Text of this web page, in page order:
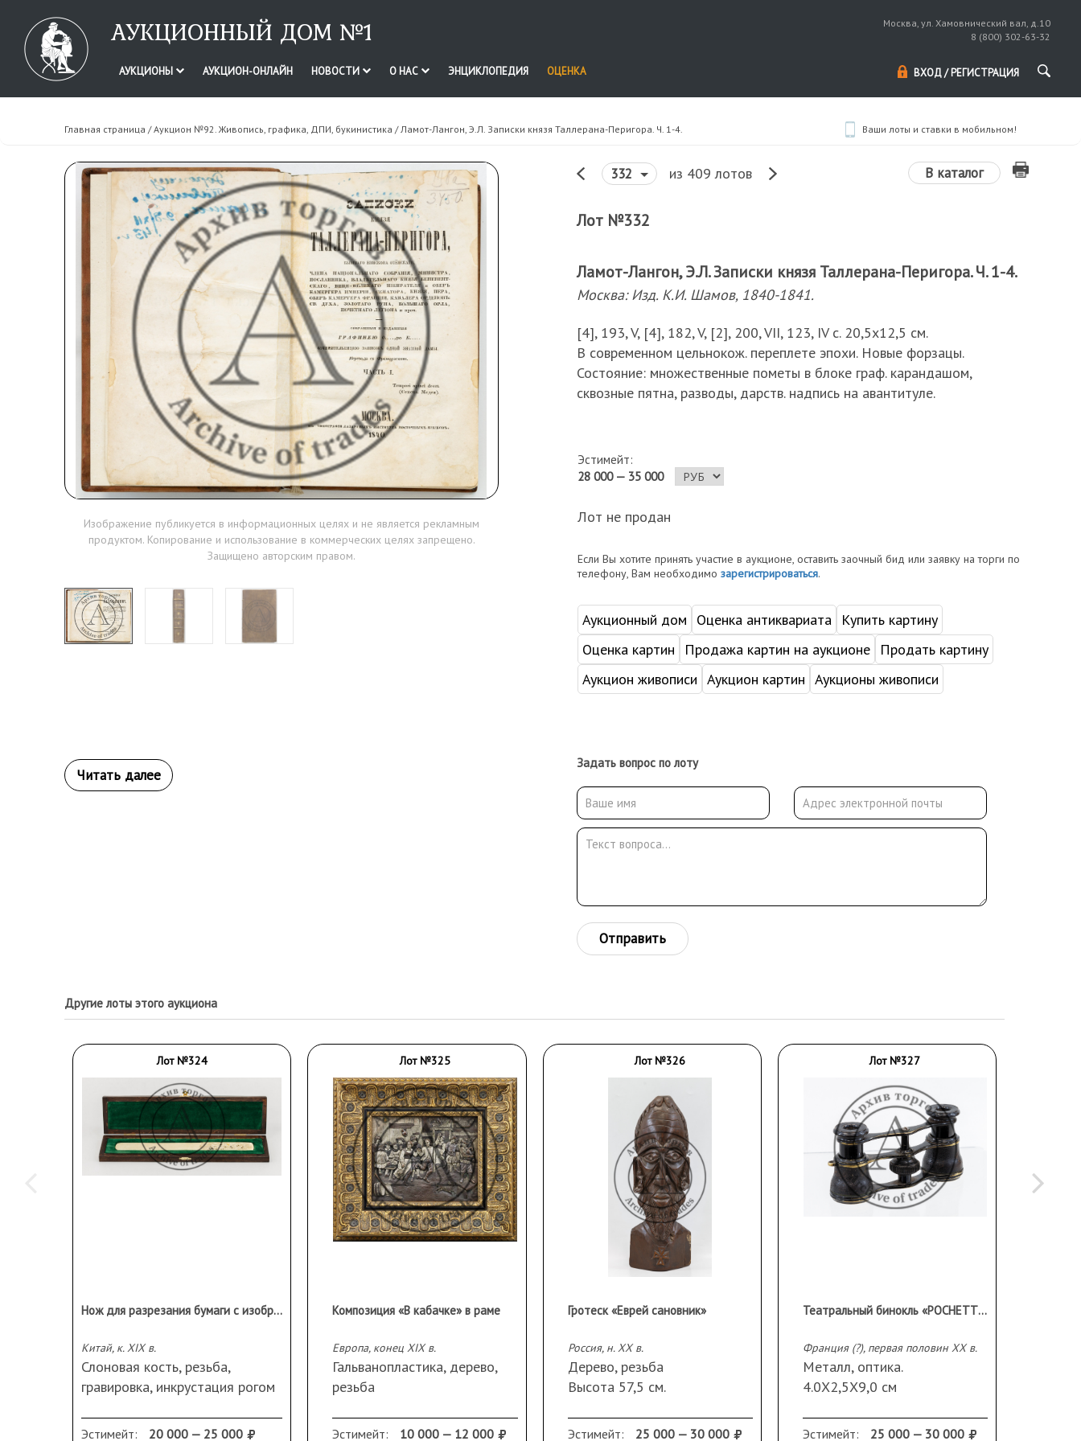
АУКЦИОННЫЙ ДОМ №1
Москва, ул. Хамовнический вал, д.10
8 (800) 302-63-32
АУКЦИОНЫ АУКЦИОН-ОНЛАЙН НОВОСТИ О НАС ЭНЦИКЛОПЕДИЯ ОЦЕНКА ВХОД / РЕГИСТРАЦИЯ
Главная страница /Аукцион №92. Живопись, графика, ДПИ, букинистика / Ламот-Лангон, Э.Л. Записки князя Таллерана-Перигора. Ч. 1-4. Ваши лоты и ставки в мобильном!
Изображение публикуется в информационных целях и не является рекламным
продуктом. Копирование и использование в коммерческих целях запрещено.
Защищено авторским правом.
332 из 409 лотов В каталог
Лот №332
Ламот-Лангон, Э.Л. Записки князя Таллерана-Перигора. Ч. 1-4.
Москва: Изд. К.И. Шамов, 1840-1841.
[4], 193, V, [4], 182, V, [2], 200, VII, 123, IV с. 20,5х12,5 см.
В современном цельнокож. переплете эпохи. Новые форзацы.
Состояние: множественные пометы в блоке граф. карандашом,
сквозные пятна, разводы, дарств. надпись на авантитуле.
Эстимейт:
28 000 — 35 000
Лот не продан
Если Вы хотите принять участие в аукционе, оставить заочный бид или заявку на торги по
телефону, Вам необходимо зарегистрироваться.
Аукционный дом Оценка антиквариата
Купить картину
Оценка картин
Продажа картин на аукционе
Продать картину
Аукцион живописи Аукцион картин Аукционы живописи
Задать вопрос по лоту
Отправить
Другие лоты этого аукциона
Лот №324
Нож для разрезания бумаги с изображением драконов (в футляре)
Китай, к. XIX в.
Слоновая кость, резьба,
гравировка, инкрустация рогом
Сохранность: незначительные
Эстимейт: 20 000 — 25 000
Лот №325
Композиция «В кабачке» в раме
Европа, конец ХIХ в.
Гальванопластика, дерево,
резьба
Сохранность: трещина на
Эстимейт: 10 000 — 12 000
Лот №326
Гротеск «Еврей сановник»
Россия, н. ХХ в.
Дерево, резьба
Высота 57,5 см.
дереве
Эстимейт: 25 000 — 30 000
Лот №327
Театральный бинокль «POCHETTE OFFICIER LYNX»
Франция (?), первая половин ХХ в.
Металл, оптика.
4.0Х2,5Х9,0 см
отсутствует, царапины, в том
Эстимейт: 25 000 — 30 000